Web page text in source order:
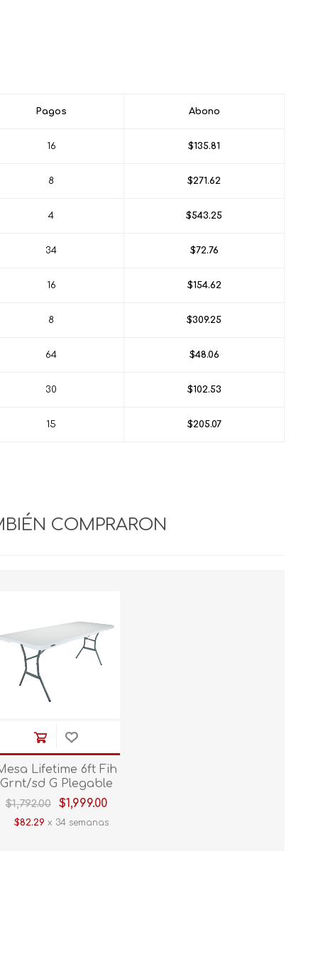
Pagos Abono
16 $135.81
8 $271.62
4 $543.25
34 $72.76
16 $154.62
8 $309.25
64 $48.06
30 $102.53
15 $205.07
COMPRARON
Lifetime 6ft Fih
Grnt/sd G Plegable
5011 (5011)
Blanco
1.83 m)
$1,792.00 $1,999.00
$82.29 x 34 semanas